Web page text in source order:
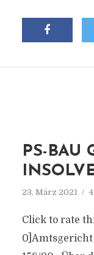
PS-BAU
23. März 2021
Click to rate
0]Amtsgericht